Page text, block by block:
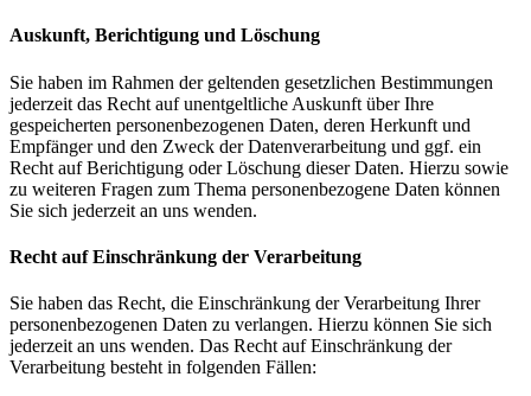
Auskunft, Berichtigung und Löschung
Sie haben im Rahmen der geltenden gesetzlichen Bestimmungen
jederzeit das Recht auf unentgeltliche Auskunft über Ihre
gespeicherten personenbezogenen Daten, deren Herkunft und
Empfänger und den Zweck der Datenverarbeitung und ggf. ein
Recht auf Berichtigung oder Löschung dieser Daten. Hierzu sowie
zu weiteren Fragen zum Thema personenbezogene Daten können
Sie sich jederzeit an uns wenden.
Recht auf Einschränkung der Verarbeitung
Sie haben das Recht, die Einschränkung der Verarbeitung Ihrer
personenbezogenen Daten zu verlangen. Hierzu können Sie sich
jederzeit an uns wenden. Das Recht auf Einschränkung der
Verarbeitung besteht in folgenden Fällen: